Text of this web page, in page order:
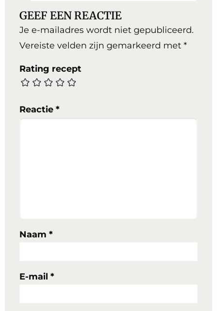
GEEF EEN REACTIE
Je e-mailadres wordt niet gepubliceerd.
Vereiste velden zijn gemarkeerd met *
Rating recept
Reactie *
Naam *
E-mail *